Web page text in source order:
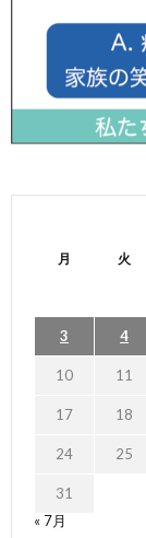
月 火
3 4
10 11
17 18
24 25
31
« 7月